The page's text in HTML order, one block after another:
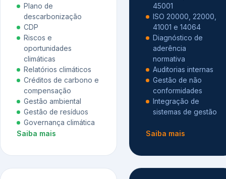
Plano de
descarbonização
CDP
Riscos e
oportunidades
climáticas
Relatórios climáticos
Créditos de carbono e
compensação
Gestão ambiental
Gestão de resíduos
Governança climática
Saiba mais
45001
ISO 20000, 22000,
41001 e 14064
Diagnóstico de
aderência
normativa
Auditorias internas
Gestão de não
conformidades
Integração de
sistemas de gestão
Saiba mais